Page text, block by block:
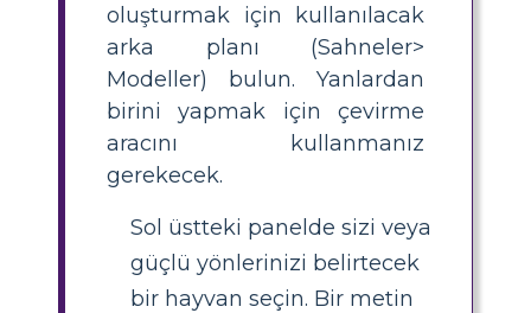
oluşturmak için kullanılacak
arka planı (Sahneler>
Modeller) bulun. Yanlardan
birini yapmak için çevirme
aracını kullanmanız
gerekecek.
Sol üstteki panelde sizi veya
güçlü yönlerinizi belirtecek
bir hayvan seçin. Bir metin